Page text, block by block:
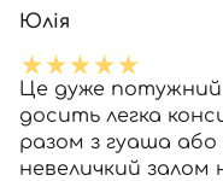
Юлія
Це дуже потужний
досить легка
разом з гуаша
невеличкий залом